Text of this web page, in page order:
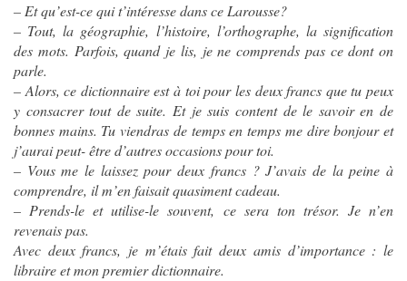
– Et qu’est-ce qui t’intéresse dans ce Larousse?
– Tout, la géographie, l’histoire, l’orthographe, la signification
des mots. Parfois, quand je lis, je ne comprends pas ce dont on
parle.
– Alors, ce dictionnaire est à toi pour les deux francs que tu peux
y consacrer tout de suite. Et je suis content de le savoir en de
bonnes mains. Tu viendras de temps en temps me dire bonjour et
j’aurai peut- être d’autres occasions pour toi.
– Vous me le laissez pour deux francs ? J’avais de la peine à
comprendre, il m’en faisait quasiment cadeau.
– Prends-le et utilise-le souvent, ce sera ton trésor. Je n’en
revenais pas.
Avec deux francs, je m’étais fait deux amis d’importance : le
libraire et mon premier dictionnaire.